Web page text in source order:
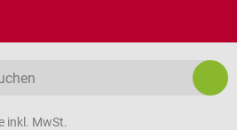
inkl. MwSt.